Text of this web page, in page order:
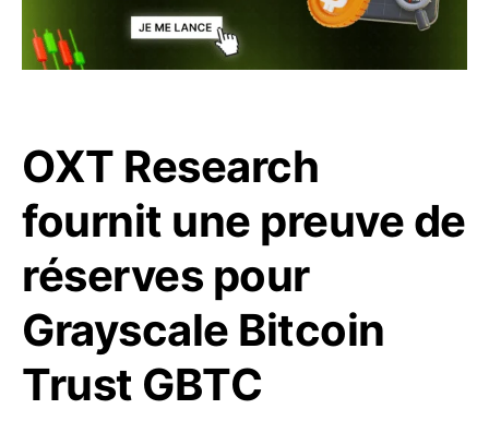
OXT Research
fournit une preuve de
réserves pour
Grayscale Bitcoin
Trust GBTC